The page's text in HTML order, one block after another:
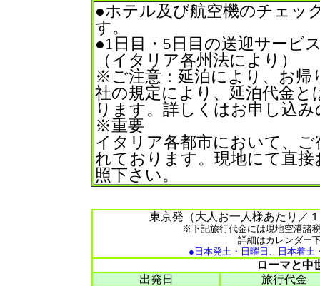
●ホテル及び航空機のチェッ
す。
●1日目・5日目の送迎サービ
（イタリア各州法により）
※ご注意：延泊により、お帰
社の規定により、延泊代金と
ります。詳しくはお申し込
※重要
イタリア各都市において、
れております。現地にて直
照下さい。
東京発（大人お一人様あたり／
※下記旅行代金には現地空港諸
詳細はカレンダー
●日本発土・日曜日、日本着土
ローマと中
出発日
旅行代金